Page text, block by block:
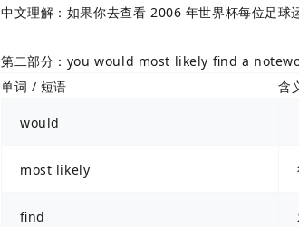
中文理解：如果你去查看 2006 年世界杯每位足球
第二部分：you would most likely find a
单词 / 短语
含
would
most likely
find